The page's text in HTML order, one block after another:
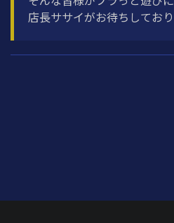
店長ササイがお待ちしてお